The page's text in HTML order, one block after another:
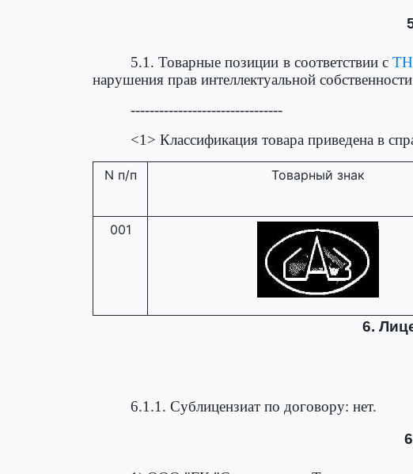
5.1. Товарные позиции в соответствии сТН
нарушения прав интеллектуальной
--------------------------------
<1> Классификация товара приведена в
N п/п Товарный знак
001
6.
6.1.1. Сублицензиат по договору: нет.